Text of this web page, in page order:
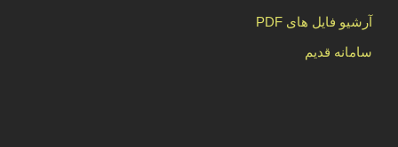
آرشیو فایل های PDF
سامانه قدیم